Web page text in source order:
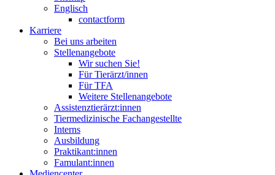
Englisch
contactform
Karriere
Bei uns arbeiten
Stellenangebote
Wir suchen Sie!
Für Tierärzt/innen
Für TFA
Weitere Stellenangebote
Assistenztierärzt:innen
Tiermedizinische Fachangestellte
Interns
Ausbildung
Praktikant:innen
Famulant:innen